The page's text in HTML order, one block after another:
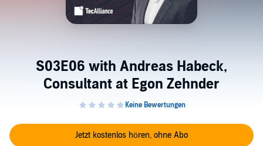
S03E06 with Andreas Habeck,
Consultant at Egon Zehnder
Jetzt kostenlos hören, ohne Abo